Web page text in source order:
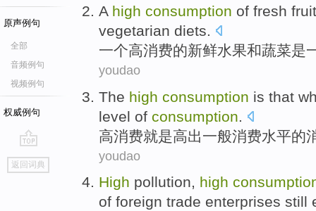
原声例句
全部
音频例句
视频例句
权威例句
go
top
返回词典
A high consumption of fresh fruit
vegetarian diets.
一个高消费的新鲜水果和蔬菜是
youdao
The high consumption is that
level of consumption
高消费就是高出一般消费水平的
youdao
High pollution, high
of foreign trade enterprises still